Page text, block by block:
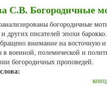
С.В. Богородичные
богородичные
других писателей эпохи
внимание на восточную
военной, полемической и
богородичных проповедей.